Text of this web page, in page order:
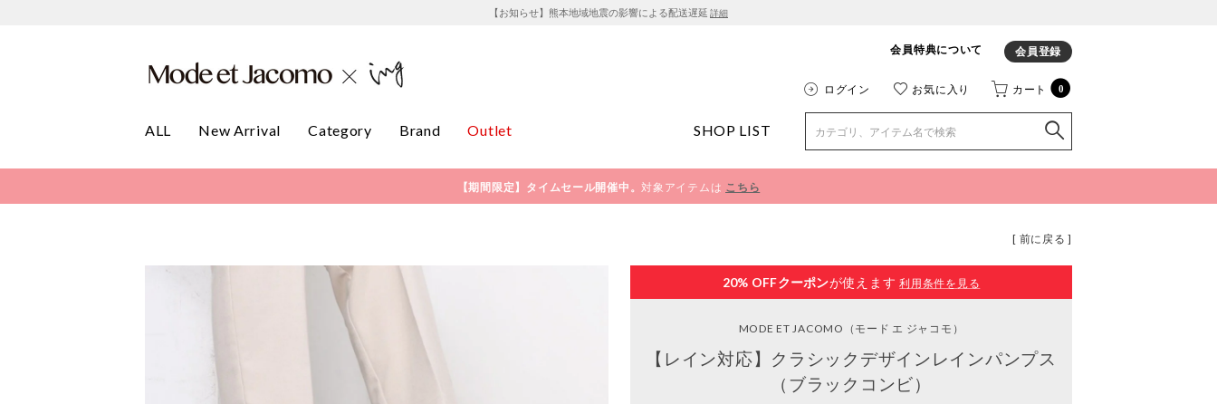
【お知らせ】熊本地域地震の影響による配送遅延 詳細
会員特典について 会員登録
ログイン お気に入り カート 0
ALL New Arrival Category Brand Outlet SHOP LIST
【期間限定】タイムセール開催中。対象アイテムは こちら
[ 前に戻る ]
20% OFFクーポンが使えます 利用条件を見る
MODE ET JACOMO （モード エ ジャコモ）
【レイン対応】クラシックデザインレインパンプス
（ブラックコンビ）